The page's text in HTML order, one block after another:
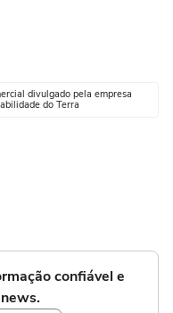
divulgado pela empresa
do Terra
confiável e